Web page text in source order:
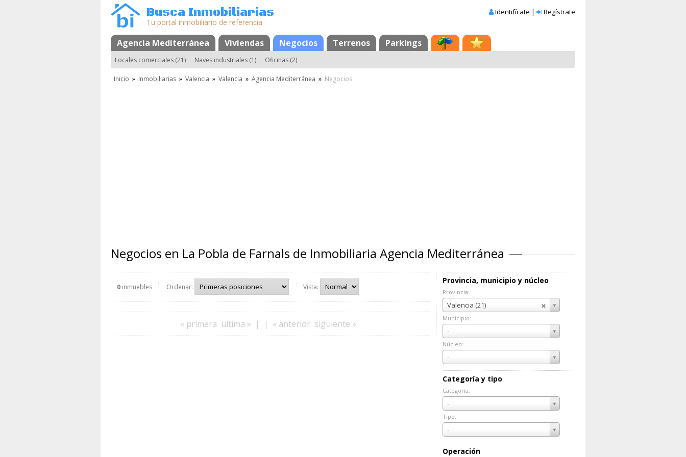
Busca Inmobiliarias
Tu portal inmobiliario de referencia
Identifícate | Regístrate
Agencia Mediterránea Viviendas Negocios Terrenos Parkings
MapaFavoritos
Locales comerciales (21) Naves industriales (1) Oficinas (2)
Inicio » Inmobiliarias » Valencia » Valencia » Agencia Mediterránea » Negocios
Negocios en La Pobla de Farnals de Inmobiliaria Agencia Mediterránea
Provincia, municipio y núcleo
Provincia:
Valencia (21)
Provincia:
Municipio:
-
Municipio:
Núcleo:
-
Núcleo:
Categoría y tipo
Categoría:
-
Categoría:
Tipo:
-
Tipo:
Operación
0 inmuebles Ordenar: Vista:
« primera última » | | « anterior siguiente »